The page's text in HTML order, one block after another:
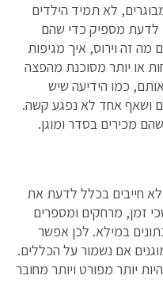
לא תמיד הילדים
לדעת מספיק כדי שהם
מה זה וירוס, איך מגיפות
או יותר מסוכנת מהפצה
כמו הידיעה שיש
ושאף אחד לא נפגע קשה.
מכירים בסדר ומוגן.
חייבים בכלל לדעת את
זמן, מרחקים ומספרים
במילא. לכן אפשר
אם נשמור על הכללים.
יותר מפורט ויותר מחובר